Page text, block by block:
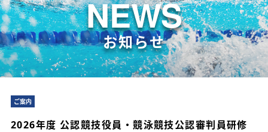
NEWS
お知らせ
ご案内
2026年度 公認競技役員・競泳競技公認審判員研修